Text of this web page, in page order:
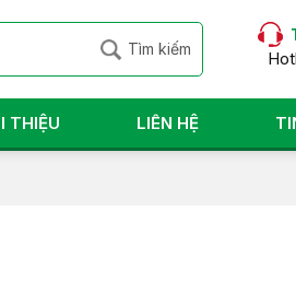
THIỆU LIÊN HỆ